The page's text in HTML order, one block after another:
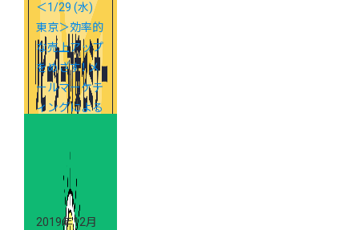
＜1/29 (水)
東京＞効率的
な売上アップ
をめざす！ メ
ールマーケテ
ィングによる
2019年12月